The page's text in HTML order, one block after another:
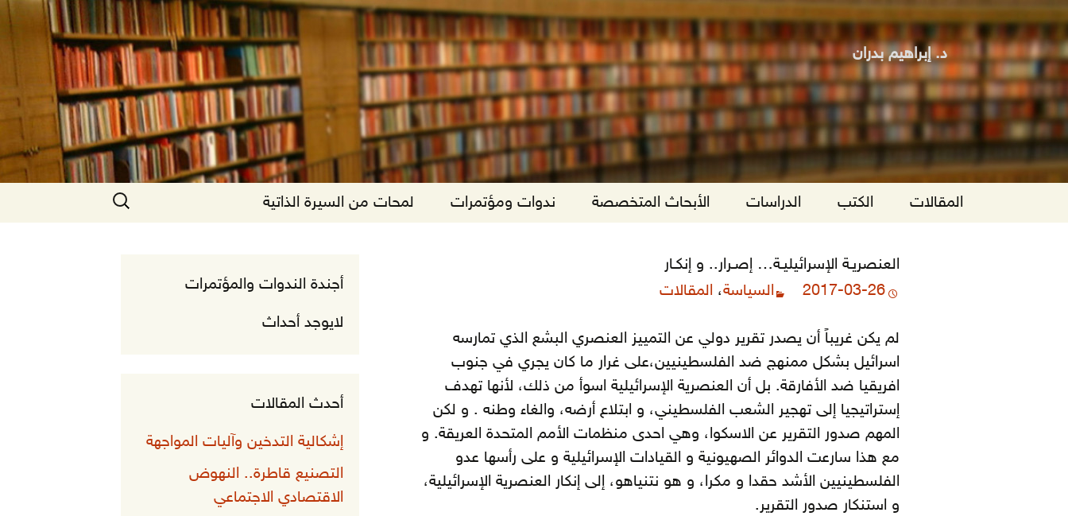
د. إبراهيم بدران
انتقل
إلى
المقالات الكتب الدراسات الأبحاث المتخصصة ندوات ومؤتمرات لمحات من السيرة الذاتية
البحث
عن:
العنصريـة الإسرائيليـة… إصـرار.. و إنكـار
2017-03-26
السياسة، المقالات
لم يكن غريباً أن يصدر تقرير دولي عن التمييز العنصري البشع الذي تمارسه
اسرائيل بشكل ممنهج ضد الفلسطينيين،على غرار ما كان يجري في جنوب
افريقيا ضد الأفارقة. بل أن العنصرية الإسرائيلية اسوأ من ذلك، لأنها تهدف
إستراتيجيا إلى تهجير الشعب الفلسطيني، و ابتلاع أرضه، والغاء وطنه . و لكن
المهم صدور التقرير عن الاسكوا، وهي احدى منظمات الأمم المتحدة العريقة. و
مع هذا سارعت الدوائر الصهيونية و القيادات الإسرائيلية و على رأسها عدو
الفلسطينيين الأشد حقدا و مكرا، و هو نتنياهو، إلى إنكار العنصرية الإسرائيلية،
و استنكار صدور التقرير.
أجندة الندوات والمؤتمرات
لايوجد أحداث
أحدث المقالات
إشكالية التدخين وآليات المواجهة
التصنيع قاطرة.. النهوض
الاقتصادي الاجتماعي